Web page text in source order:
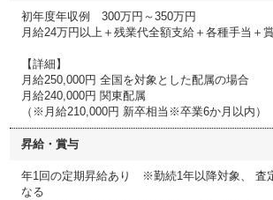
初年度年収例 300万円～350万円
月給24万円以上＋残業代全額支給＋各種手当＋
【詳細】
月給250,000円 全国を対象とした配属の場合
月給240,000円 関東配属
（※月給210,000円 新卒相当※卒業6か月以内）
昇給・賞与
年1回の定期昇給あり ※勤続1年以降対象、 査
なる